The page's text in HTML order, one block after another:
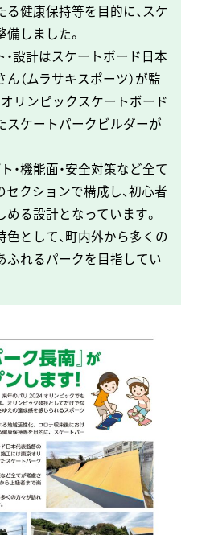
健康保持等を目的に、スケ
しました。
設計はスケートボード日本
ん（ムラサキスポーツ）が監
リ ンピックスケートボード
スケートパーク ビルダーが
・機能面・安全対策など全て
セクションで構成し、初心者
める設計となっています。
として、町内外から多くの
ふれるパークを目指してい